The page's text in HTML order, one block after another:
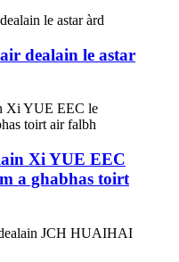
dealain le astar
Xi YUE EEC
a ghabhas toirt